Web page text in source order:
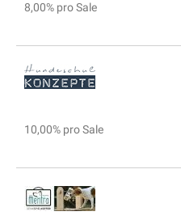
8,00% pro Sale
10,00% pro Sale